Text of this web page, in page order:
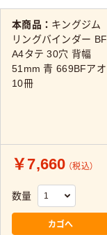
本商品： キングジム
リングバインダー BF
A4タテ 30穴 背幅
51mm 青 669BFアオ
10冊
￥7,660 （税込）
数量
カゴへ